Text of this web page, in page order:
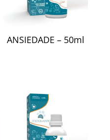
ANSIEDADE – 50ml